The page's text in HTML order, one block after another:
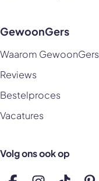
GewoonGers
Waarom GewoonGers
Reviews
Bestelproces
Vacatures
Volg ons ook op